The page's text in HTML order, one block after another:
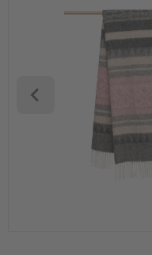
by Kranz & Ziegler